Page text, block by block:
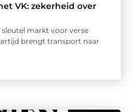
VK: zekerheid over
markt voor verse
brengt transport naar